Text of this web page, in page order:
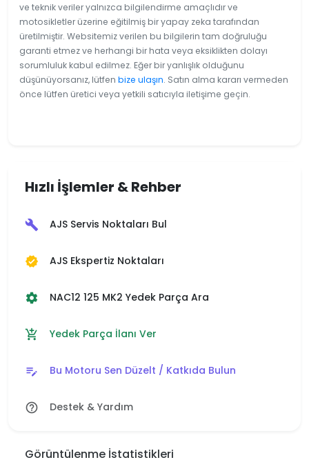
ve teknik veriler yalnızca bilgilendirme amaçlıdır ve
motosikletler üzerine eğitilmiş bir yapay zeka tarafından
üretilmiştir. Websitemiz verilen bu bilgilerin tam doğruluğu
garanti etmez ve herhangi bir hata veya eksiklikten dolayı
sorumluluk kabul edilmez. Eğer bir yanlışlık olduğunu
düşünüyorsanız, lütfen bize ulaşın. Satın alma kararı vermeden
önce lütfen üretici veya yetkili satıcıyla iletişime geçin.
Hızlı İşlemler & Rehber
build AJS Servis Noktaları Bul
verified AJS Ekspertiz Noktaları
settings NAC12 125 MK2 Yedek Parça Ara
add_shopping_cart Yedek Parça İlanı Ver
edit_note Bu Motoru Sen Düzelt / Katkıda Bulun
help_outline Destek & Yardım
Görüntülenme İstatistikleri